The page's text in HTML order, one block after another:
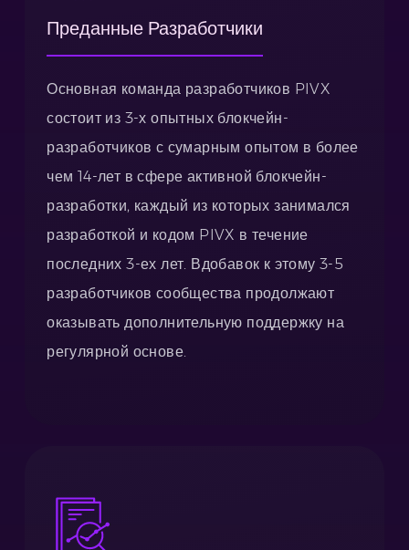
Преданные Разработчики
Основная команда разработчиков PIVX
состоит из 3-х опытных блокчейн-
разработчиков с сумарным опытом в более
чем 14-лет в сфере активной блокчейн-
разработки, каждый из которых занимался
разработкой и кодом PIVX в течение
последних 3-ех лет. Вдобавок к этому 3-5
разработчиков сообщества продолжают
оказывать дополнительную поддержку на
регулярной основе.